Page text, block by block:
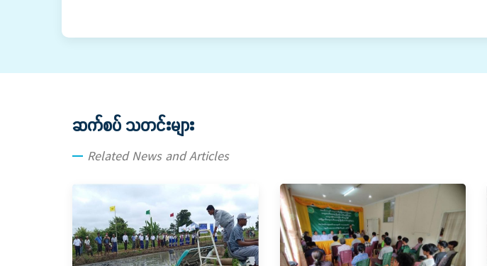
ဆက်စပ် သတင်းများ
Related News and Articles